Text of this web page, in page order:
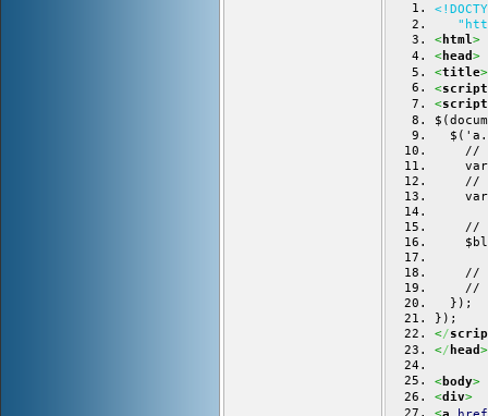
<html>
<head>
<title
<script
<script
//
//
//
//
//
  });
});
</
</ head>
<body>
<div>